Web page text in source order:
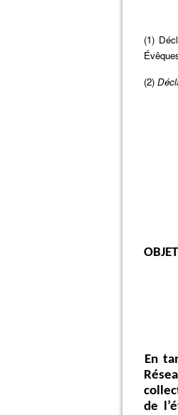
(1)
(2)
En
de